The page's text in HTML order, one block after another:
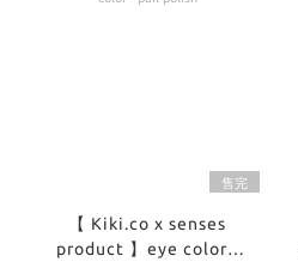
售完
【 Kiki.co x senses
product 】eye color -